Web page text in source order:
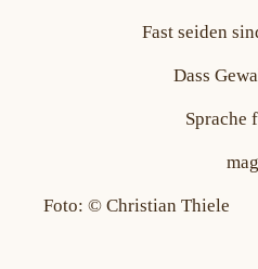
Fast seiden
Dass
Sprache
mag
Foto: © Christian Thiele